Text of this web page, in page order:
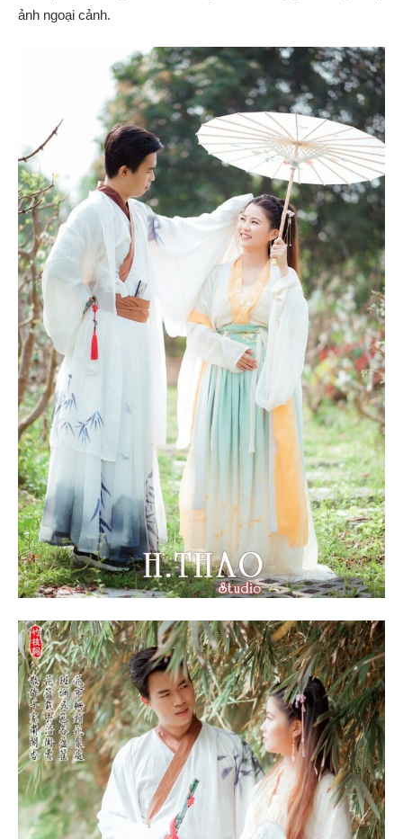
ảnh ngoại cảnh.